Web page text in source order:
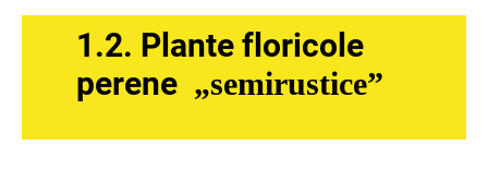
1.2. Plante floricole
perene „semirustice”